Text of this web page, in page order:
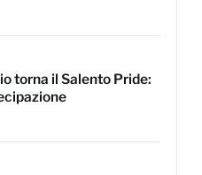
torna il Salento Pride: